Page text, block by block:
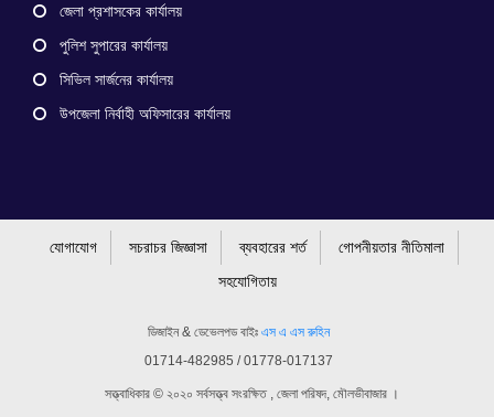
জেলা প্রশাসকের কার্যালয়
পুলিশ সুপারের কার্যালয়
সিভিল সার্জনের কার্যালয়
উপজেলা নির্বাহী অফিসারের কার্যালয়
যোগাযোগ সচরাচর জিজ্ঞাসা ব্যবহারের শর্ত
গোপনীয়তার নীতিমালা
সহযোগিতায়
ডিজাইন & ডেভেলপড বাইঃ এস এ এস রুহিন
01714-482985 / 01778-017137
সত্ত্বাধিকার © ২০২০ সর্বসত্ত্ব সংরক্ষিত , জেলা পরিষদ, মৌলভীবাজার ।